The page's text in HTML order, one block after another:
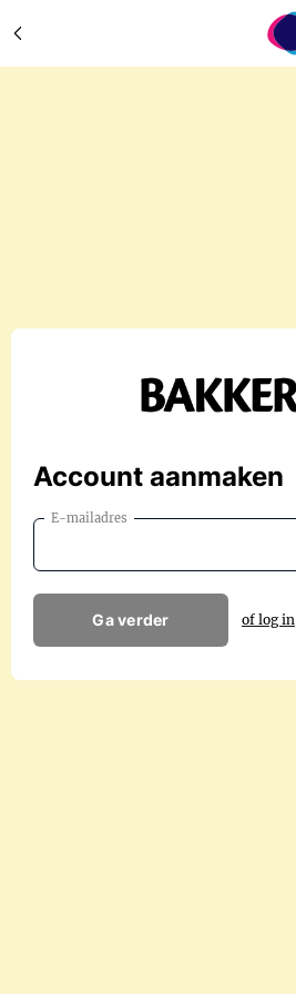
Account aanmaken
E-mailadres
Ga verder of log in